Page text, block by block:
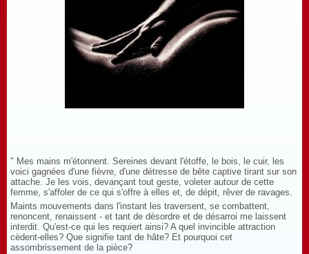
" Mes mains m'étonnent. Sereines devant l'étoffe, le bois, le cuir, les
voici gagnées d'une fièvre, d'une détresse de bête captive tirant sur son
attache. Je les vois, devançant tout geste, voleter autour de cette
femme, s'affoler de ce qui s'offre à elles et, de dépit, rêver de ravages.
Maints mouvements dans l'instant les traversent, se combattent,
renoncent, renaissent - et tant de désordre et de désarroi me laissent
interdit. Qu'est-ce qui les requiert ainsi? A quel invincible attraction
cèdent-elles? Que signifie tant de hâte? Et pourquoi cet
assombrissement de la pièce?